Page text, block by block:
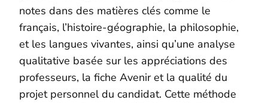
notes dans des matières clés comme le
français, l’histoire-géographie, la philosophie,
et les langues vivantes, ainsi qu’une analyse
qualitative basée sur les appréciations des
professeurs, la fiche Avenir et la qualité du
projet personnel du candidat. Cette méthode